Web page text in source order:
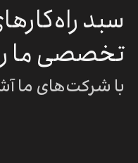
سبد
تخصصی ما
با شرکت‌های ما